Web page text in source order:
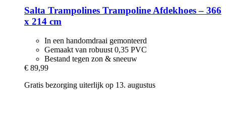
Salta Trampolines Trampoline Afdekhoes – 366
x 214 cm
In een handomdraai gemonteerd
Gemaakt van robuust 0,35 PVC
Bestand tegen zon & sneeuw
€ 89,99
Gratis bezorging uiterlijk op 13. augustus